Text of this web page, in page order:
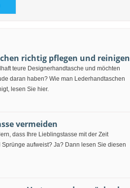
richtig pflegen und reinigen
teure Designerhandtasche und möchten
daran haben? Wie man Lederhandtaschen
lesen Sie hier.
vermeiden
dass Ihre Lieblingstasse mit der Zeit
aufweist? Ja? Dann lesen Sie diesen